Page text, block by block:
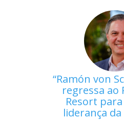
Ramón von
regressa ao
Resort
liderança